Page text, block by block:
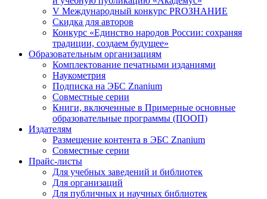
V Международный конкурс PROЗНАНИЕ
Скидка для авторов
Конкурс «Единство народов России: сохраняя
традиции, создаем будущее»
Образовательным организациям
Комплектование печатными изданиями
Наукометрия
Подписка на ЭБС Znanium
Совместные серии
Книги, включенные в Примерные основные
образовательные программы (ПООП)
Издателям
Размещение контента в ЭБС Znanium
Совместные серии
Прайс-листы
Для учебных заведений и библиотек
Для организаций
Для публичных и научных библиотек